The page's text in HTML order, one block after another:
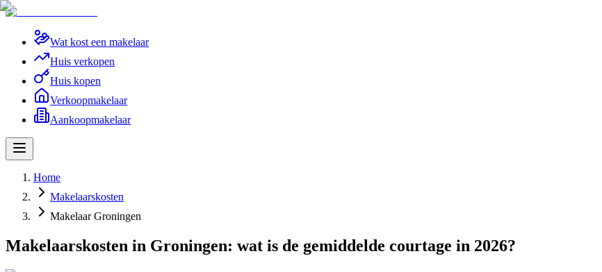
Wat kost een makelaar
Huis verkopen
Huis kopen
Verkoopmakelaar
Aankoopmakelaar
Home
Makelaarskosten
Makelaar Groningen
Makelaarskosten in Groningen: wat is de gemiddelde courtage in 2026?